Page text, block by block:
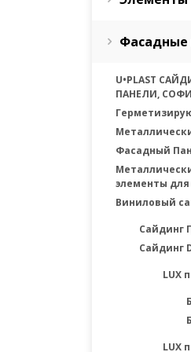
U•PLAST
ПАНЕЛИ,
Фасадный
элементы
Виниловый
Сайдинг
Сайдинг
LUX
LUX